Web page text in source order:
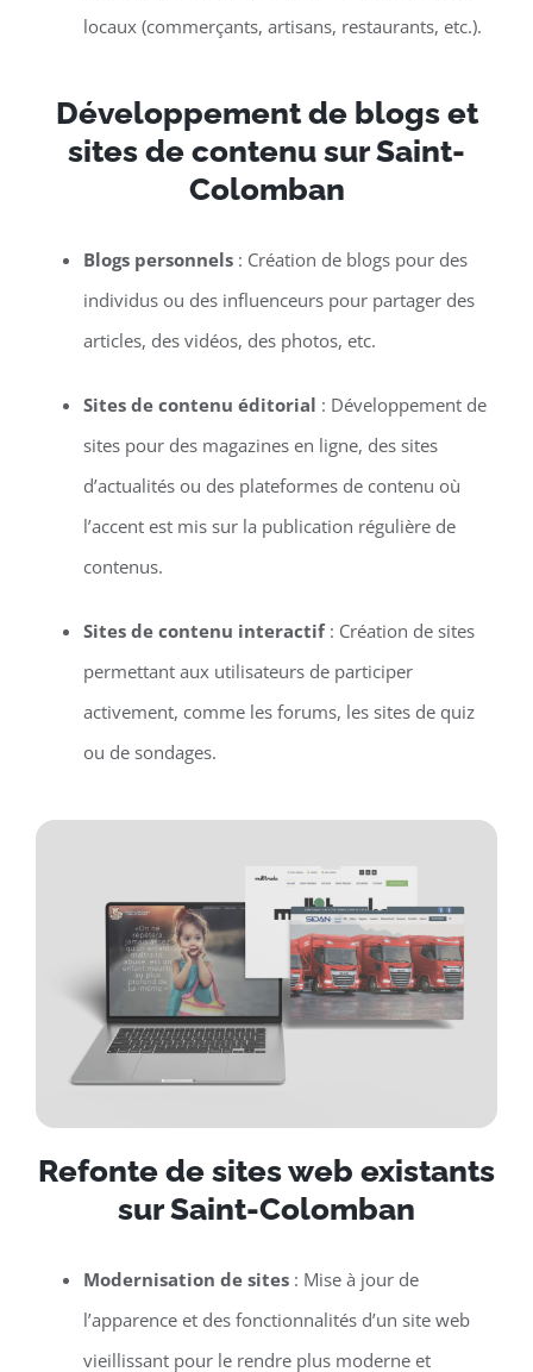
locaux (commerçants, artisans, restaurants, etc.).
Développement de blogs et
sites de contenu sur Saint-
Colomban
Blogs personnels: Création de blogs pour des
individus ou des influenceurs pour partager des
articles, des vidéos, des photos, etc.
Sites de contenu éditorial : Développement de
sites pour des magazines en ligne, des sites
d’actualités ou des plateformes de contenu où
l’accent est mis sur la publication régulière de
contenus.
Sites de contenu interactif: Création de sites
permettant aux utilisateurs de participer
activement, comme les forums, les sites de quiz
ou de sondages.
Refonte de sites web existants
sur Saint-Colomban
Modernisation de sites: Mise à jour de
l’apparence et des fonctionnalités d’un site web
vieillissant pour le rendre plus moderne et